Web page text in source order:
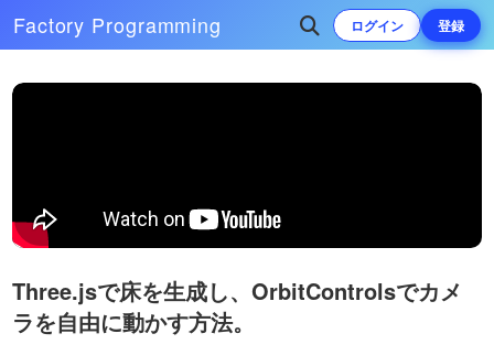
Factory Programming ログイン 登録
Three.jsで床を生成し、OrbitControlsでカメ
ラを自由に動かす方法。